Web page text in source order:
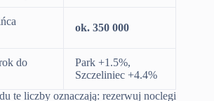
ok. 350 000
do
Park +1.5%,
Szczeliniec +4.4%
te liczby oznaczają: rezerwuj noclegi